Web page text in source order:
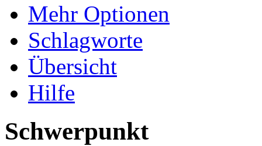
Mehr Optionen
Schlagworte
Übersicht
Hilfe
Schwerpunkt